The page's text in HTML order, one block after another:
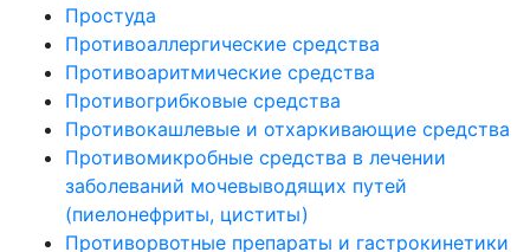
Простуда
Противоаллергические средства
Противоаритмические средства
Противогрибковые средства
Противокашлевые и отхаркивающие средства
Противомикробные средства в лечении
заболеваний мочевыводящих путей
(пиелонефриты, циститы)
Противорвотные препараты и гастрокинетики